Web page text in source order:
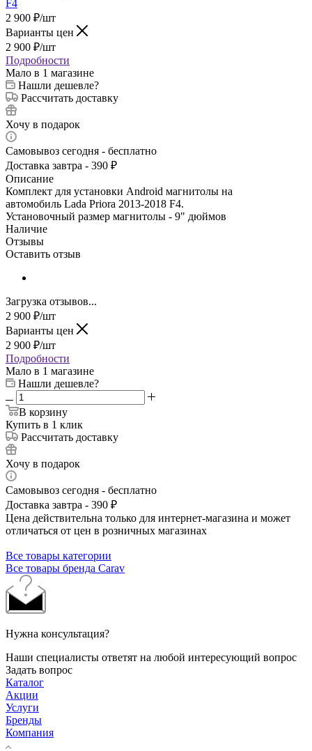
2 900 ₽/шт
Варианты цен
2 900 ₽/шт
Подробности
Мало в 1 магазине
Нашли дешевле?
Рассчитать доставку
Хочу в подарок
Самовывоз сегодня - бесплатно
Доставка завтра - 390 ₽
Описание
Комплект для установки Android магнитолы на
автомобиль Lada Priora 2013-2018 F4.
Установочный размер магнитолы - 9" дюймов
Наличие
Отзывы
Оставить отзыв
Загрузка отзывов...
2 900 ₽/шт
Варианты цен
2 900 ₽/шт
Подробности
Мало в 1 магазине
Нашли дешевле?
В корзину
Купить в 1 клик
Рассчитать доставку
Хочу в подарок
Самовывоз сегодня - бесплатно
Доставка завтра - 390 ₽
Цена действительна только для интернет-магазина и может
отличаться от цен в розничных магазинах
Все товары категории
Все товары бренда Carav
Нужна консультация?
Наши специалисты ответят на любой интересующий вопрос
Задать вопрос
Каталог
Акции
Услуги
Бренды
Компания